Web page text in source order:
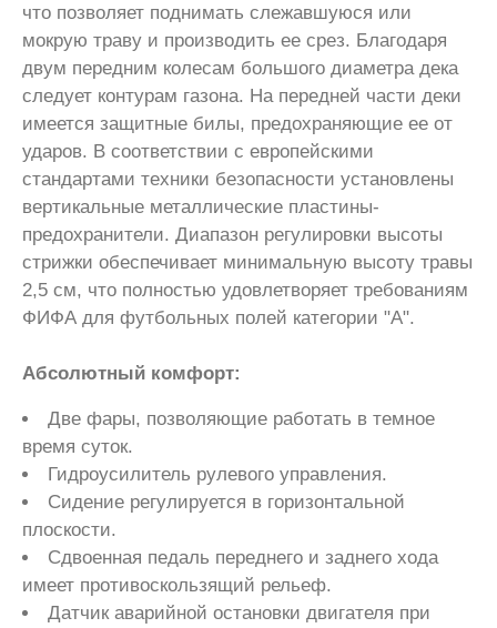
что позволяет поднимать слежавшуюся или
мокрую траву и производить ее срез. Благодаря
двум передним колесам большого диаметра дека
следует контурам газона. На передней части деки
имеется защитные билы, предохраняющие ее от
ударов. В соответствии с европейскими
стандартами техники безопасности установлены
вертикальные металлические пластины-
предохранители. Диапазон регулировки высоты
стрижки обеспечивает минимальную высоту травы
2,5 см, что полностью удовлетворяет требованиям
ФИФА для футбольных полей категории "А".
Абсолютный комфорт:
Две фары, позволяющие работать в темное
время суток.
Гидроусилитель рулевого управления.
Сидение регулируется в горизонтальной
плоскости.
Сдвоенная педаль переднего и заднего хода
имеет противоскользящий рельеф.
Датчик аварийной остановки двигателя при